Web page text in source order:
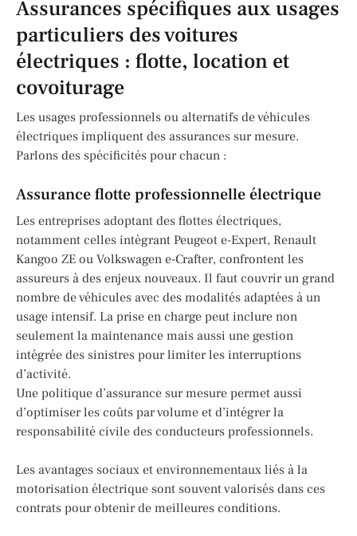
Assurances spécifiques aux usages
particuliers des voitures
électriques : flotte, location et
covoiturage
Les usages professionnels ou alternatifs de véhicules
électriques impliquent des assurances sur mesure.
Parlons des spécificités pour chacun :
Assurance flotte professionnelle électrique
Les entreprises adoptant des flottes électriques,
notamment celles intègrant Peugeot e-Expert, Renault
Kangoo ZE ou Volkswagen e-Crafter, confrontent les
assureurs à des enjeux nouveaux. Il faut couvrir un grand
nombre de véhicules avec des modalités adaptées à un
usage intensif. La prise en charge peut inclure non
seulement la maintenance mais aussi une gestion
intégrée des sinistres pour limiter les interruptions
d’activité.
Une politique d’assurance sur mesure permet aussi
d’optimiser les coûts par volume et d’intégrer la
responsabilité civile des conducteurs professionnels.
Les avantages sociaux et environnementaux liés à la
motorisation électrique sont souvent valorisés dans ces
contrats pour obtenir de meilleures conditions.